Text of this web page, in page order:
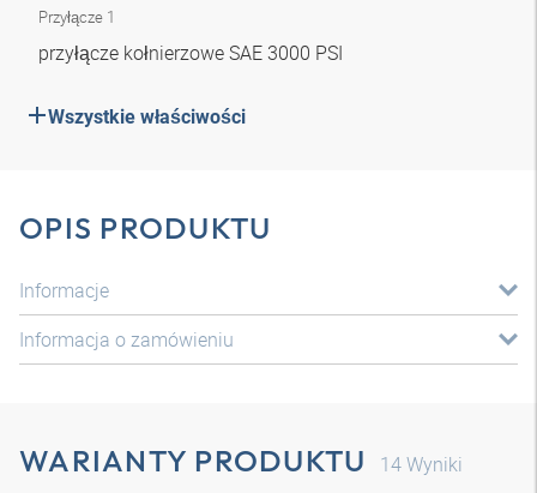
Przyłącze 1
przyłącze kołnierzowe SAE 3000 PSI
Wszystkie właściwości
OPIS PRODUKTU
Informacje
Informacja o zamówieniu
WARIANTY PRODUKTU 14Wyniki